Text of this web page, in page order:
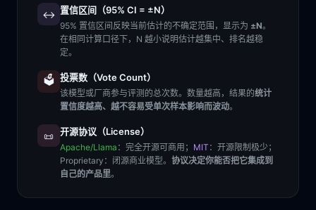
↔️ 置信区间（95% CI = ±N）
95% 置信区间反映当前估计的不确定范围，显示为 ±N。
在相同计算口径下，N 越小说明估计越集中、排名越稳
定。
🗳️ 投票数（Vote Count）
该模型或厂商参与评测的总次数。数量越高，结果的统计
置信度越高、越不容易受单次样本影响而波动。
📜 开源协议（License）
Apache/Llama ：完全开源可商用； MIT ：开源限制极少；
Proprietary ：闭源商业模型。 协议决定你能否把它集成到
自己的产品里。